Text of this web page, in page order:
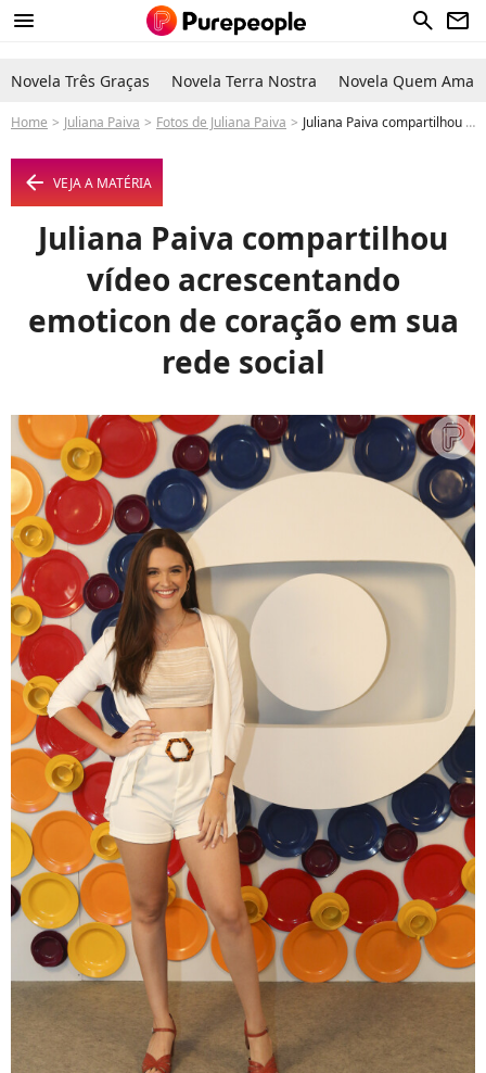
menu search newsletter
Novela Três Graças Novela Terra Nostra Novela Quem Ama
Home Juliana Paiva Fotos de Juliana Paiva Juliana Paiva compartilhou vídeo acrescentando emoticon de coração em sua rede social - Foto
arrow_left VEJA A MATÉRIA
Juliana Paiva compartilhou
vídeo acrescentando
emoticon de coração em sua
rede social